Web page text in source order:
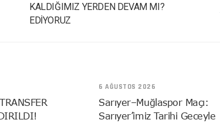
KALDIĞIMIZ YERDEN DEVAM MI?
EDİYORUZ
6 AĞUSTOS 2026
Sarıyer–Muğlaspor Maçı:
Sarıyer’imiz Tarihi Geceyle